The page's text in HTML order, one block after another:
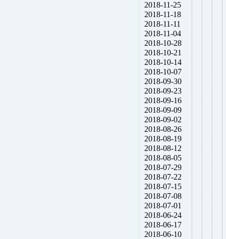
2018-11-25
2018-11-18
2018-11-11
2018-11-04
2018-10-28
2018-10-21
2018-10-14
2018-10-07
2018-09-30
2018-09-23
2018-09-16
2018-09-09
2018-09-02
2018-08-26
2018-08-19
2018-08-12
2018-08-05
2018-07-29
2018-07-22
2018-07-15
2018-07-08
2018-07-01
2018-06-24
2018-06-17
2018-06-10